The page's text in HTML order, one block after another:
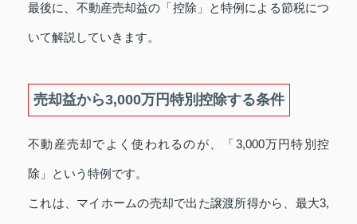
最後に、不動産売却益の「控除」と特例による節税につ
いて解説していきます。
売却益から3,000万円特別控除する条件
不動産売却でよく使われるのが、「3,000万円特別控
除」という特例です。
これは、マイホームの売却で出た譲渡所得から、最大3,